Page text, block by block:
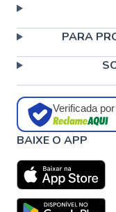
PARA
Verificada por
BAIXE O APP